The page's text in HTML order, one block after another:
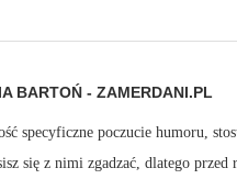
BARTOŃ - ZAMERDANI.PL
specyficzne poczucie humoru,
się z nimi zgadzać, dlatego